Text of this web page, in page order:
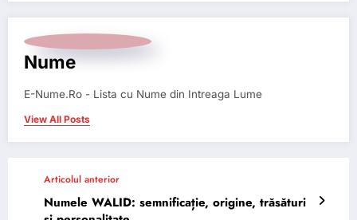
Nume
E-Nume.Ro - Lista cu Nume din Intreaga Lume
View All Posts
Articolul anterior
Numele WALID: semnificație, origine, trăsături